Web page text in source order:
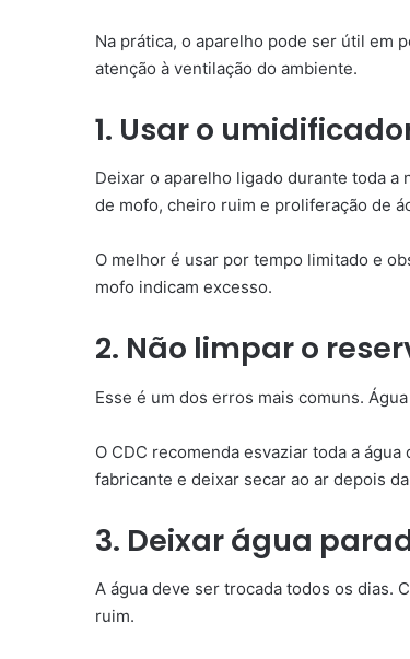
Na prática, o aparelho pode ser útil em
atenção à ventilação do ambiente.
1. Usar o
Deixar o aparelho ligado durante toda
de mofo, cheiro ruim e proliferação de
O melhor é usar por tempo limitado e
mofo indicam excesso.
2. Não limpar o
Esse é um dos erros mais comuns.
O CDC recomenda esvaziar toda a
fabricante e deixar secar ao ar depois
3. Deixar água
A água deve ser trocada todos os dias.
ruim.